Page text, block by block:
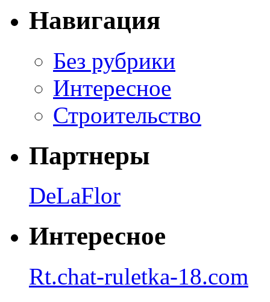
Навигация
Без рубрики
Интересное
Строительство
Партнеры
DeLaFlor
Интересное
Rt.chat-ruletka-18.com